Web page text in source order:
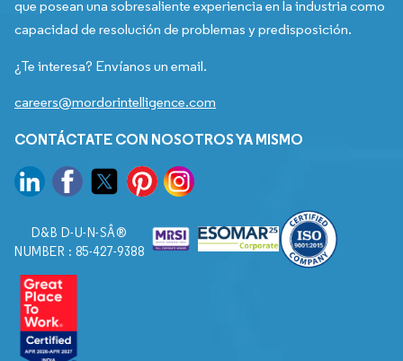
que posean una sobresaliente experiencia en la industria como
capacidad de resolución de problemas y predisposición.
¿Te interesa? Envíanos un email.
careers@mordorintelligence.com
CONTÁCTATE CON NOSOTROS YA MISMO
D&B D-U-N-SÂ®
NUMBER : 85-427-9388